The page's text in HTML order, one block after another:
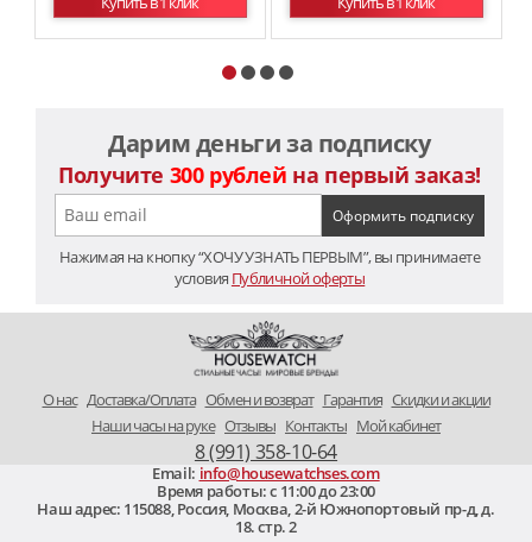
Дарим деньги за подписку
Получите 300 рублей на первый заказ!
Нажимая на кнопку “ХОЧУ УЗНАТЬ ПЕРВЫМ”, вы принимаете
условия Публичной оферты
O нас Доставка/Оплата Обмен и возврат Гарантия Скидки и акции
Наши часы на руке Отзывы Контакты Мой кабинет
8 (991) 358-10-64
Email: info@housewatchses.com
Время работы: c 11:00 до 23:00
Наш адрес: 115088, Россия, Москва 2-й Южнопортовый пр-д, д.
18. стр. 2